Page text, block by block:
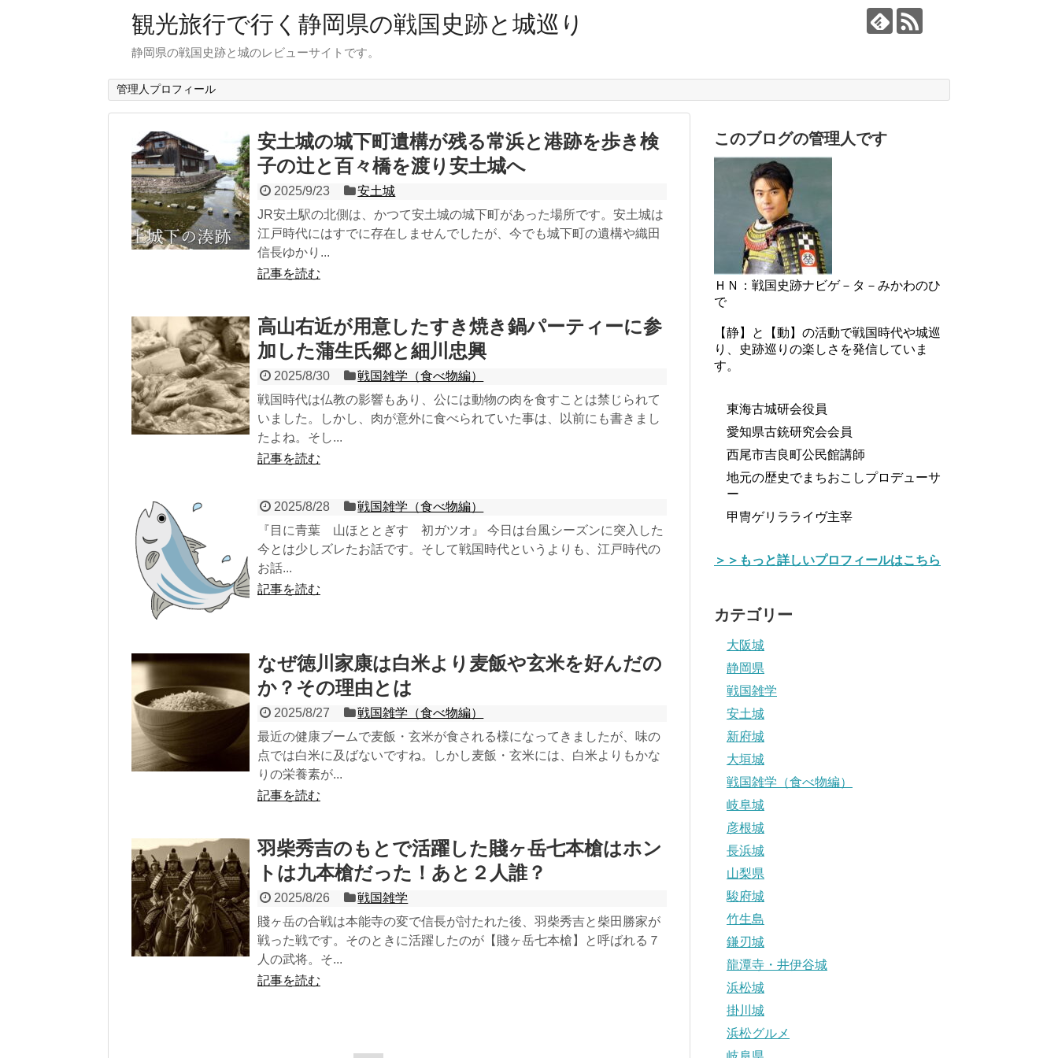
観光旅行で行く静岡県の戦国史跡と城巡り
静岡県の戦国史跡と城のレビューサイトです。
管理人プロフィール
安土城の城下町遺構が残る常浜と港跡を歩き検
子の辻と百々橋を渡り安土城へ
2025/9/23
安土城
JR安土駅の北側は、かつて安土城の城下町があった場所です。安土城は
江戸時代にはすでに存在しませんでしたが、今でも城下町の遺構や織田
信長ゆかり...
記事を読む
高山右近が用意したすき焼き鍋パーティーに参
加した蒲生氏郷と細川忠興
2025/8/30
戦国雑学（食べ物編）
戦国時代は仏教の影響もあり、公には動物の肉を食すことは禁じられて
いました。しかし、肉が意外に食べられていた事は、以前にも書きまし
たよね。そし...
記事を読む
2025/8/28
戦国雑学（食べ物編）
『目に青葉 山ほととぎす 初ガツオ』 今日は台風シーズンに突入した
今とは少しズレたお話です。そして戦国時代というよりも、江戸時代の
お話...
記事を読む
なぜ徳川家康は白米より麦飯や玄米を好んだの
か？その理由とは
2025/8/27
戦国雑学（食べ物編）
最近の健康ブームで麦飯・玄米が食される様になってきましたが、味の
点では白米に及ばないですね。しかし麦飯・玄米には、白米よりもかな
りの栄養素が...
記事を読む
羽柴秀吉のもとで活躍した賤ヶ岳七本槍はホン
トは九本槍だった！あと２人誰？
2025/8/26
戦国雑学
賤ヶ岳の合戦は本能寺の変で信長が討たれた後、羽柴秀吉と柴田勝家が
戦った戦です。そのときに活躍したのが【賤ヶ岳七本槍】と呼ばれる７
人の武将。そ...
記事を読む
このブログの管理人です
ＨＮ：戦国史跡ナビゲ－タ－みかわのひ
で
【静】と【動】の活動で戦国時代や城巡
り、史跡巡りの楽しさを発信していま
す。
東海古城研会役員
愛知県古銃研究会会員
西尾市吉良町公民館講師
地元の歴史でまちおこしプロデューサ
ー
甲冑ゲリラライヴ主宰
＞＞もっと詳しいプロフィールはこちら
カテゴリー
大阪城
静岡県
戦国雑学
安土城
新府城
大垣城
戦国雑学（食べ物編）
岐阜城
彦根城
長浜城
山梨県
駿府城
竹生島
鎌刃城
龍潭寺・井伊谷城
浜松城
掛川城
浜松グルメ